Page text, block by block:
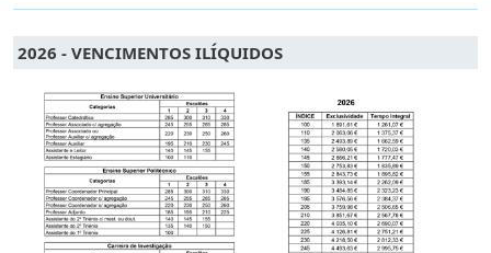
2026 - VENCIMENTOS ILÍQUIDOS